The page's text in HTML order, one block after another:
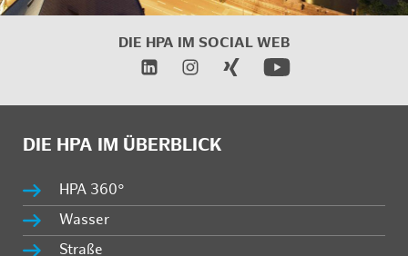
DIE HPA IM SOCIAL WEB
DIE HPA IM ÜBERBLICK
HPA 360°
Wasser
Straße